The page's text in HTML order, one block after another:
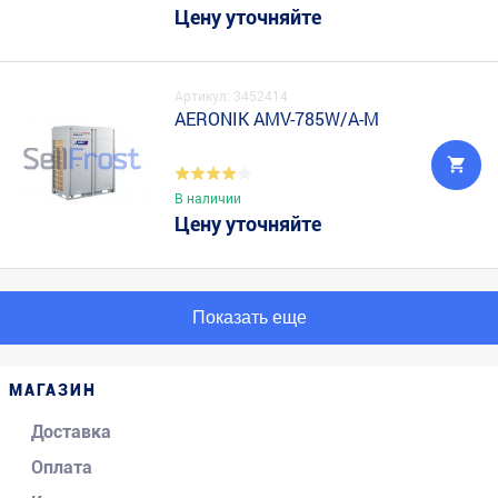
Цену уточняйте
Артикул: 3452414
AERONIK AMV-785W/A-M
В наличии
Цену уточняйте
Показать еще
МАГАЗИН
Доставка
Оплата